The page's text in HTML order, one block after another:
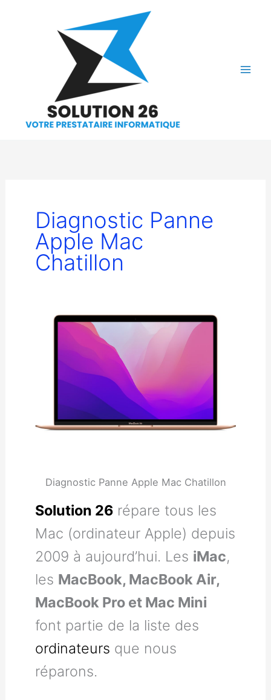
Diagnostic Panne
Apple Mac
Chatillon
Diagnostic Panne Apple Mac Chatillon
Solution 26 répare tous les
Mac (ordinateur Apple) depuis
2009 à aujourd’hui. Les iMac,
les MacBook, MacBook Air,
MacBook Pro et Mac Mini
font partie de la liste des
ordinateurs que nous
réparons.